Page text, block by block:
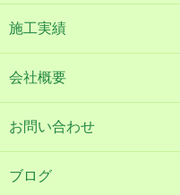
施工実績
会社概要
お問い合わせ
ブログ